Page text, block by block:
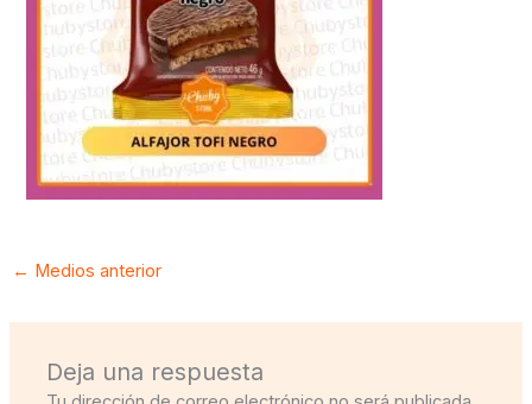
← Medios anterior
Deja una respuesta